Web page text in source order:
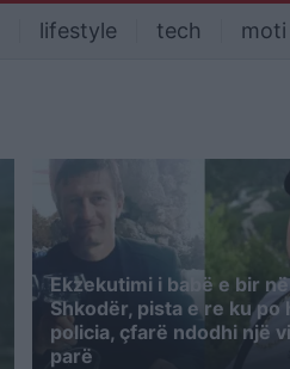
lifestyle tech moti
Ekzekutimi i babë e bir në
Shkodër, pista e re ku po
policia, çfarë ndodhi një
parë